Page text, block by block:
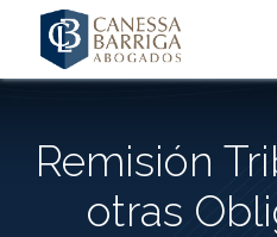
Remisión
otras